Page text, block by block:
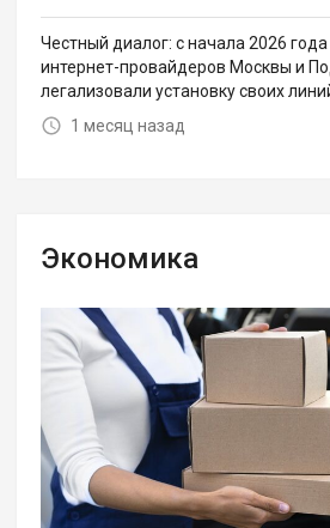
Честный диалог: с начала 2026
интернет-провайдеров Москвы и
легализовали установку своих
1 месяц назад
Экономика